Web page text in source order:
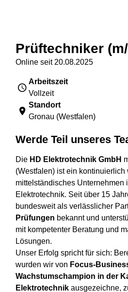
Prüftechniker
Online seit 20.08.2025
Arbeitszeit
Vollzeit
Standort
Gronau (Westfalen)
Werde Teil unseres
Die HD Elektrotechnik GmbH
(Westfalen) ist ein kontinuierlich
mittelständisches Unternehmen
Elektrotechnik. Seit über 15
bundesweit als verlässlicher
Prüfungen bekannt und
mit kompetenter Beratung und
Lösungen.
Unser Erfolg spricht für sich:
wurden wir von Focus-
Wachstumschampion in der
Elektrotechnik ausgezeichne,